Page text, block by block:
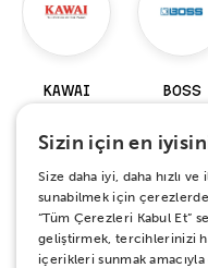
KAWAI BOSS
%100 MEMNUNİYET SÖZÜ
Alışverişiniz sırasında ya da
Sizin için en
Size daha iyi, daha hızlı
sunabilmek için
“Tüm Çerezleri Kabul Et”
geliştirmek, tercihlerinizi
içerikleri sunmak